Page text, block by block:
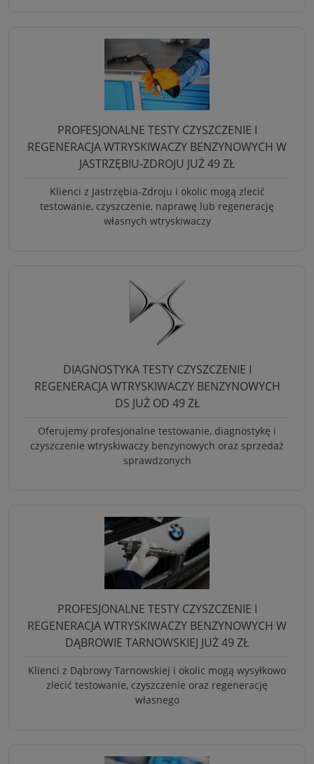
PROFESJONALNE TESTY CZYSZCZENIE I
REGENERACJA WTRYSKIWACZY BENZYNOWYCH W
JASTRZĘBIU-ZDROJU JUŻ 49 ZŁ
Klienci z Jastrzębia-Zdroju i okolic mogą zlecić
testowanie, czyszczenie, naprawę lub regenerację
własnych wtryskiwaczy
DIAGNOSTYKA TESTY CZYSZCZENIE I
REGENERACJA WTRYSKIWACZY BENZYNOWYCH
DS JUŻ OD 49 ZŁ
Oferujemy profesjonalne testowanie, diagnostykę i
czyszczenie wtryskiwaczy benzynowych oraz sprzedaż
sprawdzonych
PROFESJONALNE TESTY CZYSZCZENIE I
REGENERACJA WTRYSKIWACZY BENZYNOWYCH W
DĄBROWIE TARNOWSKIEJ JUŻ 49 ZŁ
Klienci z Dąbrowy Tarnowskiej i okolic mogą wysyłkowo
zlecić testowanie, czyszczenie oraz regenerację
własnego